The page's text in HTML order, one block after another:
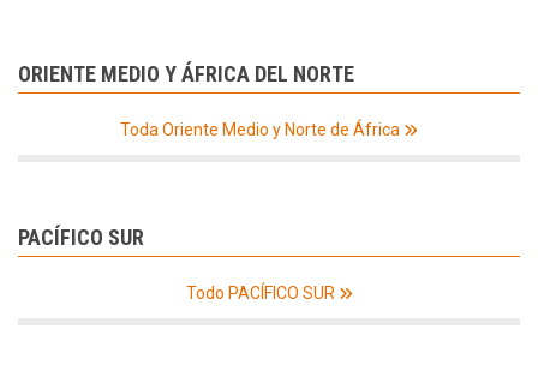
ORIENTE MEDIO Y ÁFRICA DEL NORTE
Toda Oriente Medio y Norte de África
PACÍFICO SUR
Todo PACÍFICO SUR